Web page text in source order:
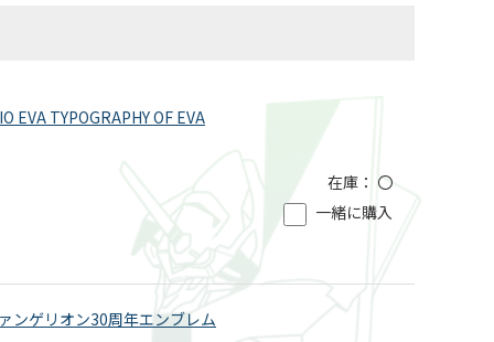
TYPOGRAPHY OF EVA
在庫： 〇
一緒に購入
ンゲリオン30周年エンブレム